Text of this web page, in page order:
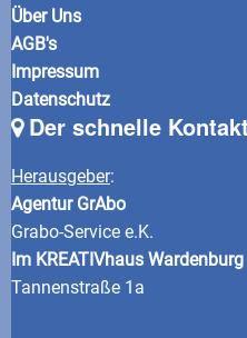
Über Uns
AGB's
Impressum
Datenschutz
Der schnelle Kontakt
Herausgeber:
Agentur GrAbo
Grabo-Service e.K.
Im KREATIVhaus Wardenburg
Tannenstraße 1a